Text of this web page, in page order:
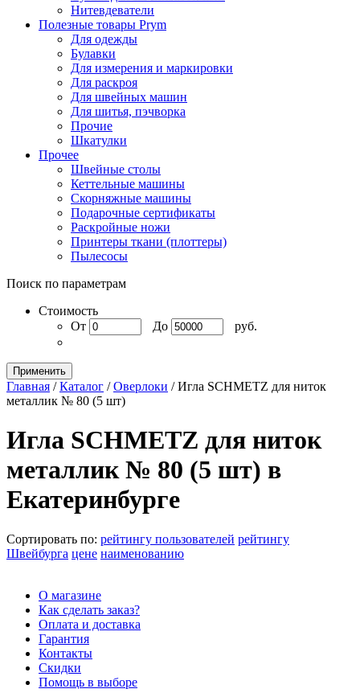
Нитевдеватели
Полезные товары Prym
Для одежды
Булавки
Для измерения и маркировки
Для раскроя
Для швейных машин
Для шитья, пэчворка
Прочие
Шкатулки
Прочее
Швейные столы
Кеттельные машины
Скорняжные машины
Подарочные сертификаты
Раскройные ножи
Принтеры ткани (плоттеры)
Пылесосы
Поиск по параметрам
Стоимость
От
До руб.
Применить
Главная /Каталог /Оверлоки /Игла SCHMETZ для ниток
металлик № 80 (5 шт)
Игла SCHMETZ для ниток
металлик № 80 (5 шт) в
Екатеринбурге
Сортировать по: рейтингу пользователей рейтингу
Швейбурга цене наименованию
О магазине
Как сделать заказ?
Оплата и доставка
Гарантия
Контакты
Скидки
Помощь в выборе